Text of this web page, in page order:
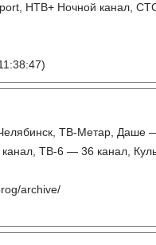
НТВ+ Ночной канал,
ТВ-Метар, Даше
ТВ-6 — 36 канал,
archive/